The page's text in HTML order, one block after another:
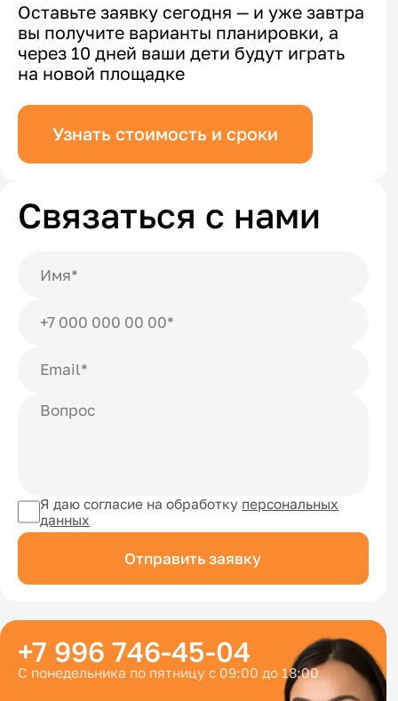
Оставьте заявку сегодня — и уже завтра
вы получите варианты планировки, а
через 10 дней ваши дети будут играть
на новой площадке
Узнать стоимость и сроки
Связаться с нами
Я даю согласие на обработку персональных
данных
Отправить заявку
+7 996 746-45-04
С понедельника по пятницу с 09:00 до 18:00